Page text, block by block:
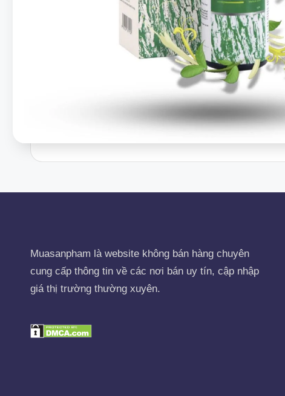
Muasanpham là website không bán hàng chuyên
cung cấp thông tin về các nơi bán uy tín, cập nhập
giá thị trường thường xuyên.